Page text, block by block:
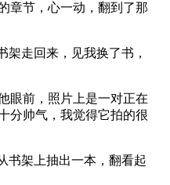
章节，心一动，翻到了那
架走回来，见我换了书，
眼前，照片上是一对正在
分帅气，我觉得它拍的很
书架上抽出一本，翻看起